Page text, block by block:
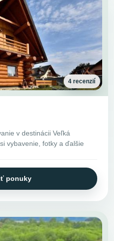
4 recenzií
v destinácii Veľká
vybavenie, fotky a ďalšie
ponuky